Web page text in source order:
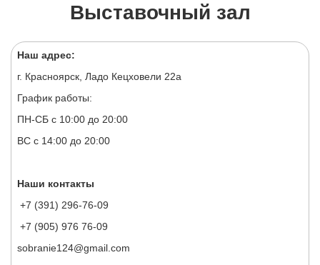
Выставочный зал
Наш адрес:
г. Красноярск, Ладо Кецховели 22а
График работы:
ПН-СБ с 10:00 до 20:00
ВС с 14:00 до 20:00
Наши контакты
+7 (391) 296-76-09
+7 (905) 976 76-09
sobranie124@gmail.com